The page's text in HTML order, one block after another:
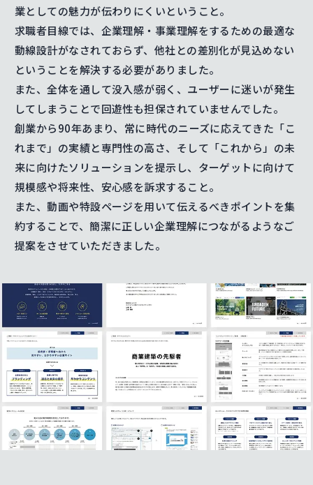
業としての魅力が伝わりにくいということ。
求職者目線では、企業理解・事業理解をするための最適な
動線設計がなされておらず、他社との差別化が見込めない
ということを解決する必要がありました。
また、全体を通して没入感が弱く、ユーザーに迷いが発生
してしまうことで回遊性も担保されていませんでした。
創業から90年あまり、常に時代のニーズに応えてきた「こ
れまで」の実績と専門性の高さ、そして「これから」の未
来に向けたソリューションを提示し、ターゲットに向けて
規模感や将来性、安心感を訴求すること。
また、動画や特設ページを用いて伝えるべきポイントを集
約することで、簡潔に正しい企業理解につながるようなご
提案をさせていただきました。